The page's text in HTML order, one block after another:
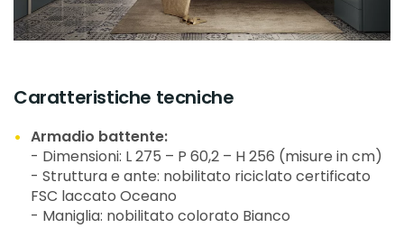
Caratteristiche tecniche
Armadio battente:
- Dimensioni: L 275 – P 60,2 – H 256 (misure in cm)
- Struttura e ante: nobilitato riciclato certificato
FSC laccato Oceano
- Maniglia: nobilitato colorato Bianco